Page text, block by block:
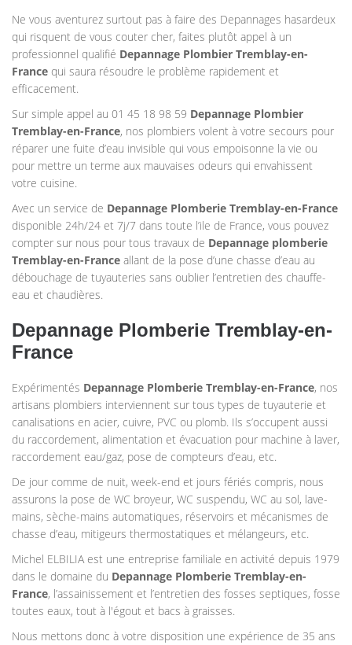
Ne vous aventurez surtout pas à faire des Depannages hasardeux
qui risquent de vous couter cher, faites plutôt appel à un
professionnel qualifié Depannage Plombier Tremblay-en-
France qui saura résoudre le problème rapidement et
efficacement.
Sur simple appel au 01 45 18 98 59 Depannage Plombier
Tremblay-en-France, nos plombiers volent à votre secours pour
réparer une fuite d’eau invisible qui vous empoisonne la vie ou
pour mettre un terme aux mauvaises odeurs qui envahissent
votre cuisine.
Avec un service de Depannage Plomberie Tremblay-en-France
disponible 24h/24 et 7j/7 dans toute l’ile de France, vous pouvez
compter sur nous pour tous travaux de Depannage plomberie
Tremblay-en-France allant de la pose d’une chasse d’eau au
débouchage de tuyauteries sans oublier l’entretien des chauffe-
eau et chaudières.
Depannage Plomberie Tremblay-en-
France
Expérimentés Depannage Plomberie Tremblay-en-France, nos
artisans plombiers interviennent sur tous types de tuyauterie et
canalisations en acier, cuivre, PVC ou plomb. Ils s’occupent aussi
du raccordement, alimentation et évacuation pour machine à laver,
raccordement eau/gaz, pose de compteurs d’eau, etc.
De jour comme de nuit, week-end et jours fériés compris, nous
assurons la pose de WC broyeur, WC suspendu, WC au sol, lave-
mains, sèche-mains automatiques, réservoirs et mécanismes de
chasse d’eau, mitigeurs thermostatiques et mélangeurs, etc.
Michel ELBILIA est une entreprise familiale en activité depuis 1979
dans le domaine du Depannage Plomberie Tremblay-en-
France, l’assainissement et l’entretien des fosses septiques, fosse
toutes eaux, tout à l'égout et bacs à graisses.
Nous mettons donc à votre disposition une expérience de 35 ans